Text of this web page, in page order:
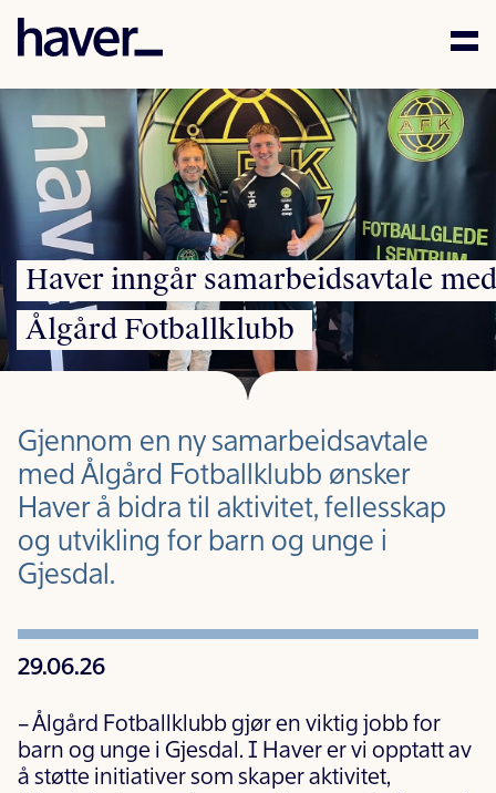
Kompetanse
Mennesker
Aktuelt
Karriere
Samfunnsansvar
Haver inngår samarbeidsavtale med
Ålgård Fotballklubb
Gjennom en ny samarbeidsavtale
med Ålgård Fotballklubb ønsker
Haver å bidra til aktivitet, fellesskap
og utvikling for barn og unge i
Gjesdal.
29.06.26
– Ålgård Fotballklubb gjør en viktig jobb for
barn og unge i Gjesdal. I Haver er vi opptatt av
å støtte initiativer som skaper aktivitet,